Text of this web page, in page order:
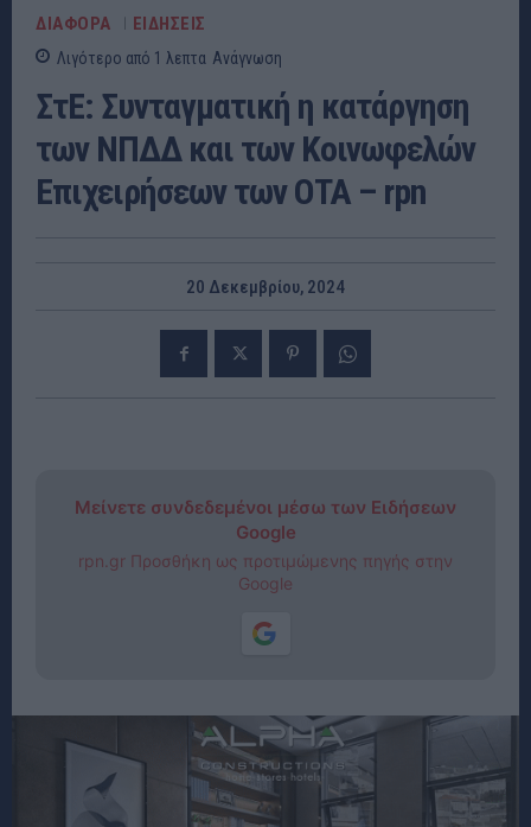
ΔΙΑΦΟΡΑ ΕΙΔΗΣΕΙΣ
Λιγότερο από 1 λεπτα Ανάγνωση
ΣτΕ: Συνταγματική η κατάργηση
των ΝΠΔΔ και των Κοινωφελών
Επιχειρήσεων των ΟΤΑ – rpn
20 Δεκεμβρίου, 2024
Μείνετε συνδεδεμένοι μέσω των Ειδήσεων
Google
rpn.gr Προσθήκη ως προτιμώμενης πηγής στην
Google